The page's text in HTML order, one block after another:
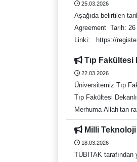
Kütüphaneciler-
aktarılacağı bu
dahil olmak üzere
ve püf noktaları da
ULAKBİM & Springer Nature: Your Pathway
25.03.2026
Aşağıda belirtilen
Agreement Tarih:
Linki: https://register.gotowebinar.com/rt/
Tarih: 9 Nisan 2026 14:00 Konusmaci: Dr. Irem Bayindir-Buchhalter, Editor-in-Chief of Advanced Materials and Advanced NanoBiomed
Kayıt Linki: https://register.gotowebinar.com/
Kapsamı Tarih: 16
4- Webinar Adı:
Webinar Dili: Türkçe Kayıt
Nasıl
Research, Wiley Webinar
Webinar Dili/
Tıp
22.03.2026
Üniversitemiz Tıp
Tıp Fakültesi
Merhuma Allah’tan
Milli
18.03.2026
TÜBİTAK